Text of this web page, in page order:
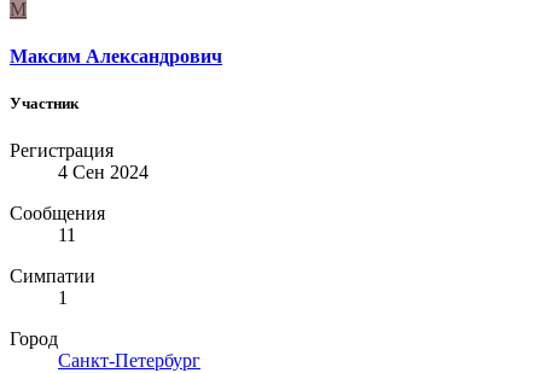
М
Максим Александрович
Участник
Регистрация
4 Сен 2024
Сообщения
11
Симпатии
1
Город
Санкт-Петербург